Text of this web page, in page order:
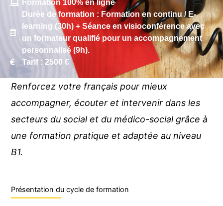
Formation 100% en ligne
Durée de formation : Formation en continu / E-
learning (30h) + Séance en visioconférence avec
un formateur qualifié pour un accompagnement
personnalisé (9h).
Tarif : 2500 €
Renforcez votre français pour mieux
accompagner, écouter et intervenir dans les
secteurs du social et du médico-social grâce à
une formation pratique et adaptée au niveau
B1.
Présentation du cycle de formation